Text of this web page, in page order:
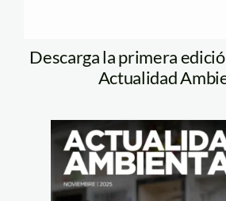
Descarga la primera
Actualidad